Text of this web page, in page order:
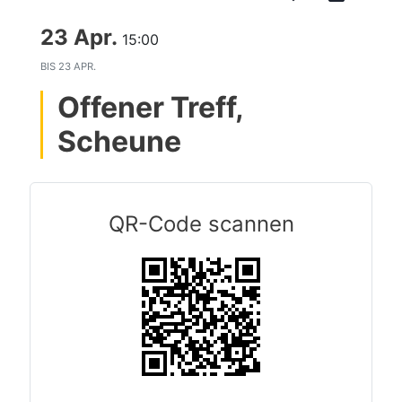
23 Apr. 15:00
BIS 23 APR.
Offener Treff,
Scheune
QR-Code scannen